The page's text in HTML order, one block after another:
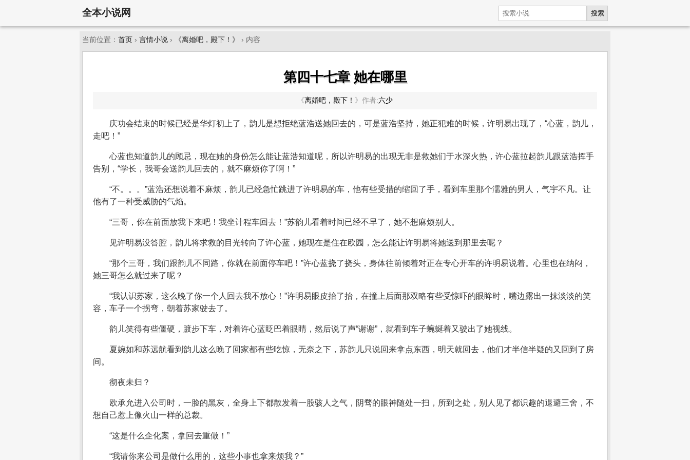
全本小说网 搜索
当前位置： 首页 › 言情小说 › 《离婚吧，殿下！》 › 内容
第四十七章 她在哪里
《离婚吧，殿下！ 》 作者:六少
庆功会结束的时候已经是华灯初上了，韵儿是想拒绝蓝浩送她回去的，可是蓝浩坚持，她正犯难的时候，许明易出现了，“心蓝，韵儿，
走吧！”
心蓝也知道韵儿的顾忌，现在她的身份怎么能让蓝浩知道呢，所以许明易的出现无非是救她们于水深火热，许心蓝拉起韵儿跟蓝浩挥手
告别，“学长，我哥会送韵儿回去的，就不麻烦你了啊！”
“不。。。”蓝浩还想说着不麻烦，韵儿已经急忙跳进了许明易的车，他有些受措的缩回了手，看到车里那个濡雅的男人，气宇不凡。让
他有了一种受威胁的气焰。
“三哥，你在前面放我下来吧！我坐计程车回去！”苏韵儿看着时间已经不早了，她不想麻烦别人。
见许明易没答腔，韵儿将求救的目光转向了许心蓝，她现在是住在欧园，怎么能让许明易将她送到那里去呢？
“那个三哥，我们跟韵儿不同路，你就在前面停车吧！”许心蓝挠了挠头，身体往前倾着对正在专心开车的许明易说着。心里也在纳闷，
她三哥怎么就过来了呢？
“我认识苏家，这么晚了你一个人回去我不放心！”许明易眼皮抬了抬，在撞上后面那双略有些受惊吓的眼眸时，嘴边露出一抹淡淡的笑
容，车子一个拐弯，朝着苏家驶去了。
韵儿笑得有些僵硬，踱步下车，对着许心蓝眨巴着眼睛，然后说了声“谢谢”，就看到车子蜿蜒着又驶出了她视线。
夏婉如和苏远航看到韵儿这么晚了回家都有些吃惊，无奈之下，苏韵儿只说回来拿点东西，明天就回去，他们才半信半疑的又回到了房
间。
彻夜未归？
欧承允进入公司时，一脸的黑灰，全身上下都散发着一股骇人之气，阴骛的眼神随处一扫，所到之处，别人见了都识趣的退避三舍，不
想自己惹上像火山一样的总裁。
“这是什么企化案，拿回去重做！”
“我请你来公司是做什么用的，这些小事也拿来烦我？”